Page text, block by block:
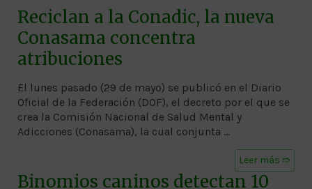
Reciclan a la Conadic, la nueva
Conasama concentra
atribuciones
El lunes pasado (29 de mayo) se publicó en el Diario
Oficial de la Federación (DOF), el decreto por el que se
crea la Comisión Nacional de Salud Mental y
Adicciones (Conasama), la cual conjunta …
Leer más ➱
Binomios caninos detectan 10